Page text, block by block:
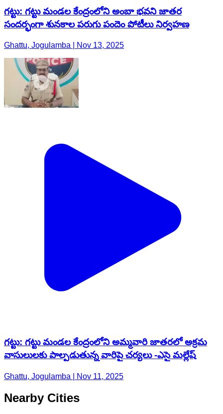
గట్టు: గట్టు మండల కేంద్రంలోని అంబా భవని జాతర
సందర్భంగా శునకాల పరుగు పందెం పోటీలు నిర్వహణ
Ghattu, Jogulamba | Nov 13, 2025
గట్టు: గట్టు మండల కేంద్రంలోని అమ్మవారి జాతరలో అక్రమ
వాసులులకు పాల్పడుతున్న వారిపై చర్యలు -ఎసై మల్లేష్
Ghattu, Jogulamba | Nov 11, 2025
Nearby Cities